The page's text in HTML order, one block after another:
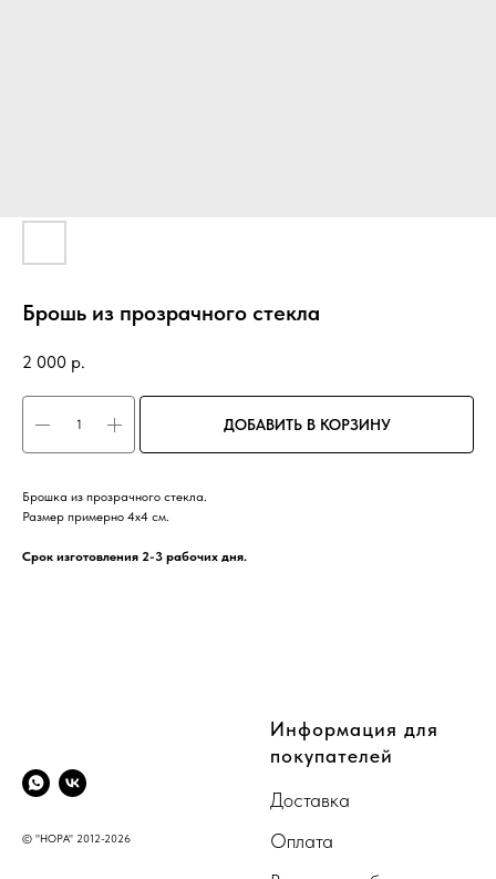
Брошь из прозрачного стекла
2 000 р.
ДОБАВИТЬ В КОРЗИНУ
Брошка из прозрачного стекла.
Размер примерно 4х4 см.
Срок изготовления 2-3 рабочих дня.
© "НОРА" 2012-2026
Информация для
покупателей
Доставка
Оплата